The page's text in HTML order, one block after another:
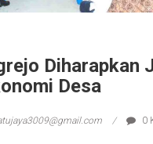
Diharapkan
Desa
0